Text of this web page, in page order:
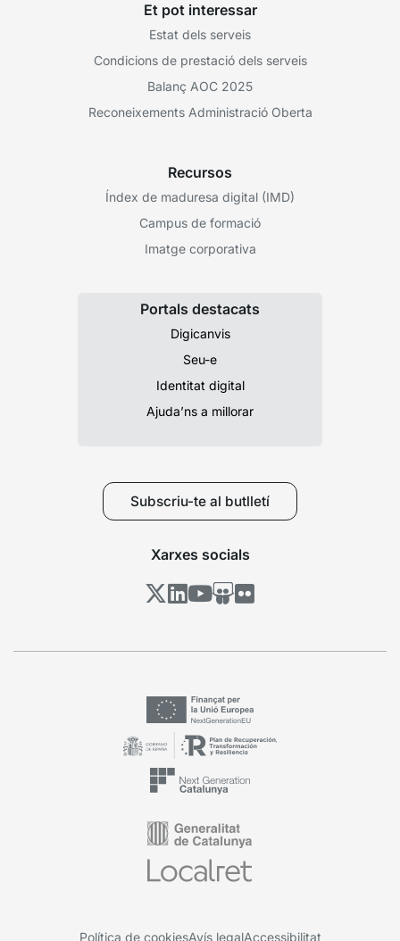
Et pot interessar
Estat dels serveis
Condicions de prestació dels serveis
Balanç AOC 2025
Reconeixements Administració Oberta
Recursos
Índex de maduresa digital (IMD)
Campus de formació
Imatge corporativa
Portals destacats
Digicanvis
Seu-e
Identitat digital
Ajuda’ns a millorar
Subscriu-te al butlletí
Xarxes socials
Política de cookiesAvís legalAccessibilitat